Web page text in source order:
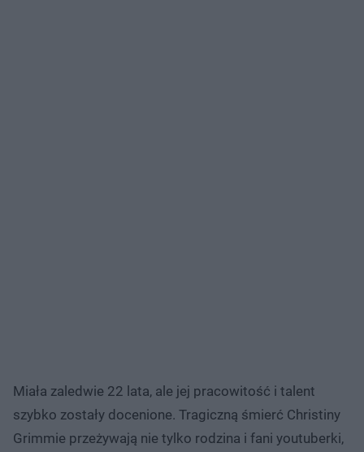
Miała zaledwie 22 lata, ale jej pracowitość i talent
szybko zostały docenione. Tragiczną śmierć Christiny
Grimmie przeżywają nie tylko rodzina i fani youtuberki,